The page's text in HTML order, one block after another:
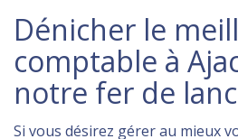
Dénicher le
comptable à
notre fer de
Si vous désirez gérer au mieux